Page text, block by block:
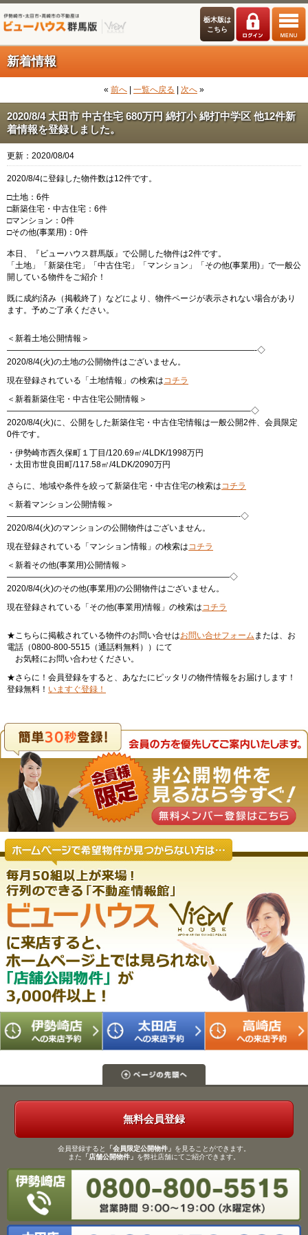
栃木版は
こちら
新着情報
« 前へ 一覧へ戻る 次へ »
2020/8/4 太田市 中古住宅 680万円 綿打小 綿打中学区 他12件新
着情報を登録しました。
更新：2020/08/04
2020/8/4に登録した物件数は12件です。
□土地：6件
□新築住宅・中古住宅：6件
□マンション：0件
□その他(事業用)：0件
本日、『ビューハウス群馬版』で公開した物件は2件です。
「土地」「新築住宅」「中古住宅」「マンション」「その他(事業用)」で一般公
開している物件をご紹介！
既に成約済み（掲載終了）などにより、物件ページが表示されない場合があり
ます。予めご了承ください。
＜新着土地公開情報＞
——————————————————————————————-◇
2020/8/4(火)の土地の公開物件はございません。
現在登録されている「土地情報」の検索はコチラ
＜新着新築住宅・中古住宅公開情報＞
—————————————————————————————–◇
2020/8/4(火)に、公開をした新築住宅・中古住宅情報は一般公開2件、会員限定
0件です。
・伊勢崎市西久保町１丁目/120.69㎡/4LDK/1998万円
・太田市世良田町/117.58㎡/4LDK/2090万円
さらに、地域や条件を絞って新築住宅・中古住宅の検索はコチラ
＜新着マンション公開情報＞
————————————————————————————-◇
2020/8/4(火)のマンションの公開物件はございません。
現在登録されている「マンション情報」の検索はコチラ
＜新着その他(事業用)公開情報＞
———————————————————————————◇
2020/8/4(火)のその他(事業用)の公開物件はございません。
現在登録されている「その他(事業用)情報」の検索はコチラ
★こちらに掲載されている物件のお問い合せはお問い合せフォーム または、お
電話（0800-800-5515（通話料無料））にて
お気軽にお問い合わせください。
★さらに！会員登録をすると、あなたにピッタリの物件情報をお届けします！
登録無料！ いますぐ登録！
無料会員登録
会員登録すると 「会員限定公開物件」 を見ることができます。
また 「店舗公開物件」 を弊社店舗にてご紹介できます。